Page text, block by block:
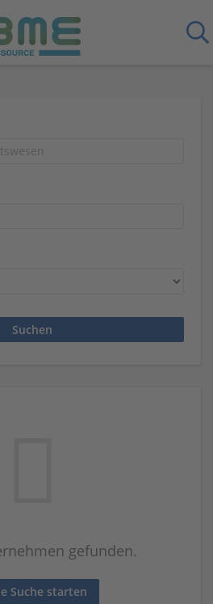
gefunden.
Suche starten